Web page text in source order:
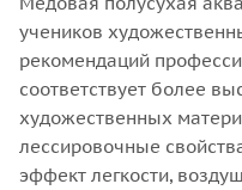
учеников
рекомендаций
соответствует более
художественных
лессировочные
эффект легкости,